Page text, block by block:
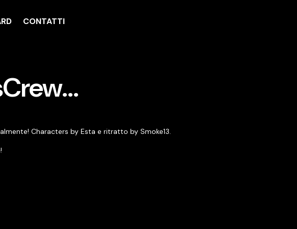
CONTATTI
Characters by Esta e ritratto by Smoke13.